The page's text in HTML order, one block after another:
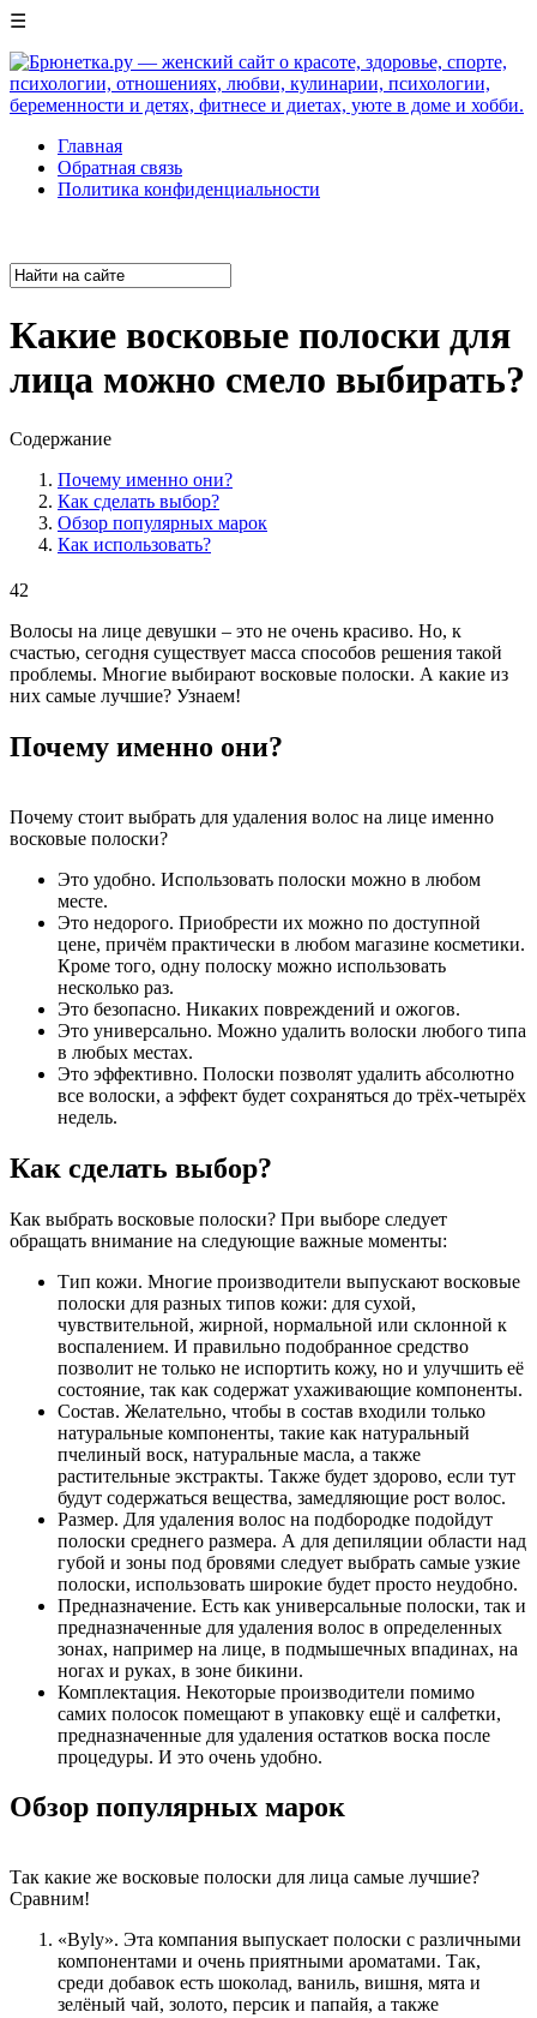
☰
Главная
Обратная связь
Политика конфиденциальности
Какие восковые полоски для
лица можно смело выбирать?
Содержание
Почему именно они?
Как сделать выбор?
Обзор популярных марок
Как использовать?
42
Волосы на лице девушки – это не очень красиво. Но, к
счастью, сегодня существует масса способов решения такой
проблемы. Многие выбирают восковые полоски. А какие из
них самые лучшие? Узнаем!
Почему именно они?
Почему стоит выбрать для удаления волос на лице именно
восковые полоски?
Это удобно. Использовать полоски можно в любом
месте.
Это недорого. Приобрести их можно по доступной
цене, причём практически в любом магазине косметики.
Кроме того, одну полоску можно использовать
несколько раз.
Это безопасно. Никаких повреждений и ожогов.
Это универсально. Можно удалить волоски любого типа
в любых местах.
Это эффективно. Полоски позволят удалить абсолютно
все волоски, а эффект будет сохраняться до трёх-четырёх
недель.
Как сделать выбор?
Как выбрать восковые полоски? При выборе следует
обращать внимание на следующие важные моменты:
Тип кожи. Многие производители выпускают восковые
полоски для разных типов кожи: для сухой,
чувствительной, жирной, нормальной или склонной к
воспалением. И правильно подобранное средство
позволит не только не испортить кожу, но и улучшить её
состояние, так как содержат ухаживающие компоненты.
Состав. Желательно, чтобы в состав входили только
натуральные компоненты, такие как натуральный
пчелиный воск, натуральные масла, а также
растительные экстракты. Также будет здорово, если тут
будут содержаться вещества, замедляющие рост волос.
Размер. Для удаления волос на подбородке подойдут
полоски среднего размера. А для депиляции области над
губой и зоны под бровями следует выбрать самые узкие
полоски, использовать широкие будет просто неудобно.
Предназначение. Есть как универсальные полоски, так и
предназначенные для удаления волос в определенных
зонах, например на лице, в подмышечных впадинах, на
ногах и руках, в зоне бикини.
Комплектация. Некоторые производители помимо
самих полосок помещают в упаковку ещё и салфетки,
предназначенные для удаления остатков воска после
процедуры. И это очень удобно.
Обзор популярных марок
Так какие же восковые полоски для лица самые лучшие?
Сравним!
«Byly». Эта компания выпускает полоски с различными
компонентами и очень приятными ароматами. Так,
среди добавок есть шоколад, ваниль, вишня, мята и
зелёный чай, золото, персик и папайя, а также